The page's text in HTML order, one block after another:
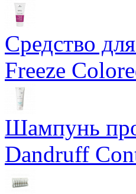
Средство
Freeze
Шампунь
Dandruff